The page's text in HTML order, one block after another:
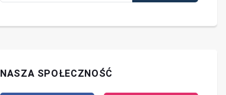
NASZA SPOŁECZNOŚĆ